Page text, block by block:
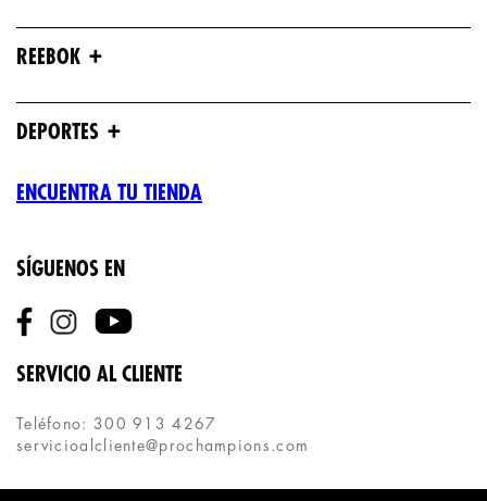
REEBOK +
DEPORTES +
ENCUENTRA TU TIENDA
SÍGUENOS EN
SERVICIO AL CLIENTE
Teléfono: 300 913 4267
servicioalcliente@prochampions.com